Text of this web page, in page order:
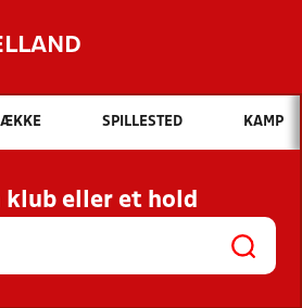
Hvad vil du søge efter?
INDHOLD OG NYHEDER
KLUBBER OG
HOLD
SPILLESTED KAMP
klub eller et hold